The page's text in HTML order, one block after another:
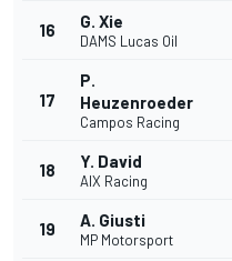
16 G. Xie
DAMS Lucas Oil
17
P.
Heuzenroeder
Campos Racing
18 Y. David
AIX Racing
19 A. Giusti
MP Motorsport